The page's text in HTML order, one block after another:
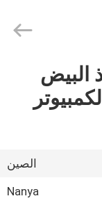
البيض
الصين
Nanya